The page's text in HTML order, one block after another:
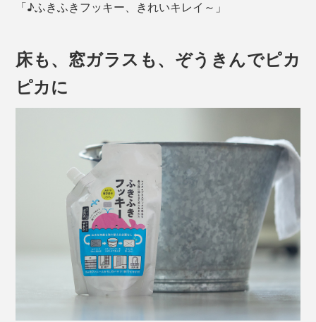
「♪ふきふきフッキー、きれいキレイ～」
床も、窓ガラスも、ぞうきんでピカ
ピカに